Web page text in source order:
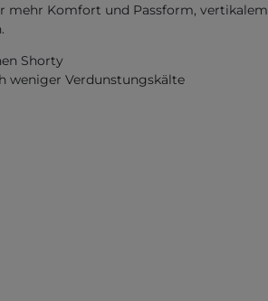
mehr Komfort und Passform, vertikalem
Shorty
weniger Verdunstungskälte